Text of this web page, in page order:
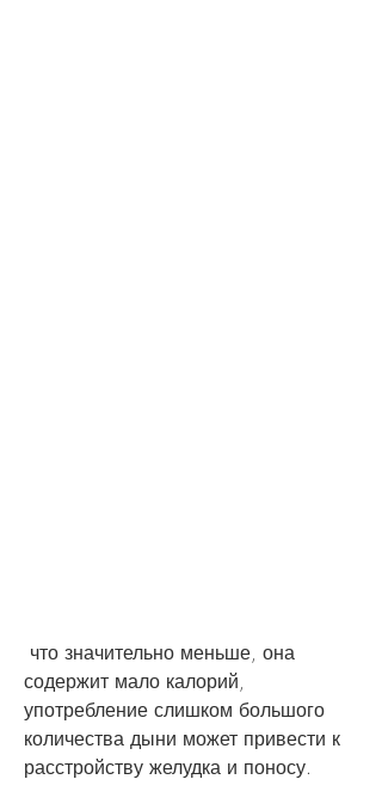
содержит мало калорий,
употребление слишком большого
количества дыни может привести к
расстройству желудка и поносу.